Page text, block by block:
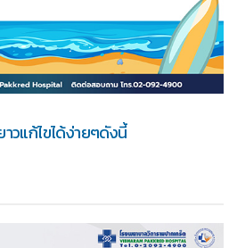
วแก้ไขได้ง่ายๆดังนี้